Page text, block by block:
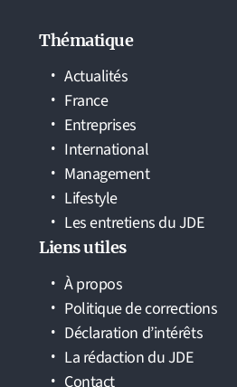
Thématique
Actualités
France
Entreprises
International
Management
Lifestyle
Les entretiens du JDE
Liens utiles
À propos
Politique de corrections
Déclaration d’intérêts
La rédaction du JDE
Contact